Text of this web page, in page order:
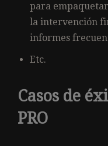
para
la intervención
informes
Etc.
Casos de
PRO